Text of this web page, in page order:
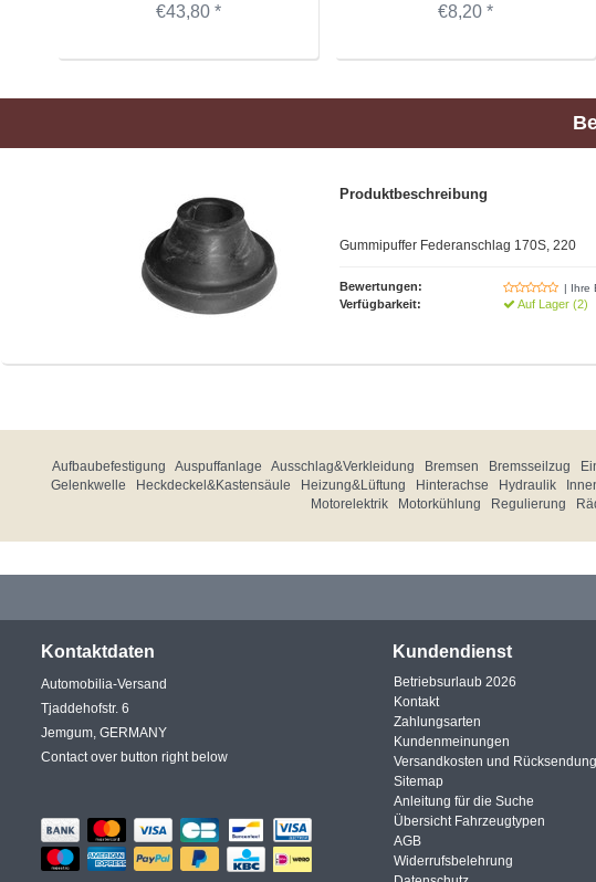
€43,80 * €8,20 *
Produktbeschreibung
Gummipuffer Federanschlag 170S, 220
Bewertungen: | Ihre
Verfügbarkeit: Auf Lager (2)
Aufbaubefestigung Auspuffanlage Ausschlag&Verkleidung Bremsen Bremsseilzug
Gelenkwelle
Heckdeckel&Kastensäule Heizung&Lüftung Hinterachse Hydraulik
Motorelektrik
Motorkühlung Regulierung
Kontaktdaten
Automobilia-Versand
Tjaddehofstr. 6
Jemgum, GERMANY
Contact over button right below
Kundendienst
Betriebsurlaub 2026
Kontakt
Zahlungsarten
Kundenmeinungen
Versandkosten und
Sitemap
Anleitung für die Suche
Übersicht Fahrzeugtypen
AGB
Widerrufsbelehrung